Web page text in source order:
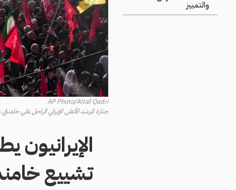
والتمييز
AP Photo/Altaf Qadri
جنازة المرشد الأعلى الإيراني الراحل علي خامنئي وأفراد
الإيرانيون
تشييع